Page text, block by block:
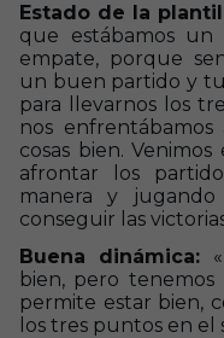
Estado de la
que estábamos un
empate, porque
un buen partido y
para llevarnos los
nos
cosas bien.
afrontar los
manera y
conseguir las
Buena dinámica:
bien, pero
permite estar bien,
los tres puntos en